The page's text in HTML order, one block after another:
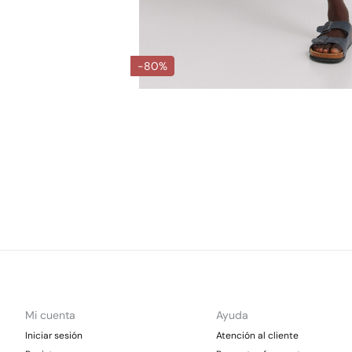
-80%
Mi cuenta
Iniciar sesión
Ayuda
Atención al cliente